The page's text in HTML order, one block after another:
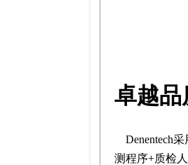
卓越品
Denentech
测程序+质检